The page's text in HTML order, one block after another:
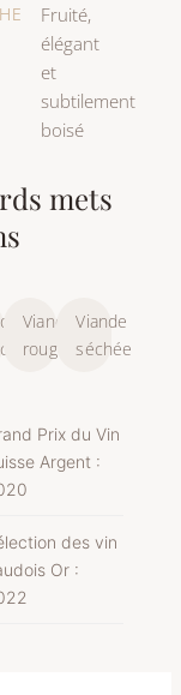
Fruité,
élégant
et
subtilement
boisé
mets
Viande
rouge
Viande
séchée
Prix du Vin
Argent :
des vin
Or :